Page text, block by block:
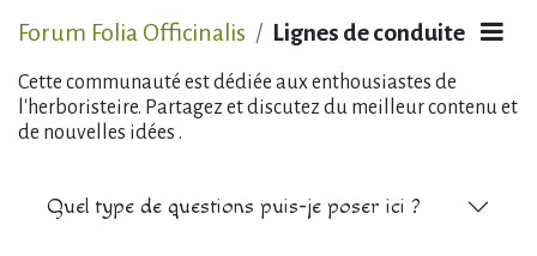
Forum Folia Officinalis Lignes de conduite
Cette communauté est dédiée aux enthousiastes de
l'herboristeire. Partagez et discutez du meilleur contenu et
de nouvelles idées .
Quel type de questions puis-je poser ici ?